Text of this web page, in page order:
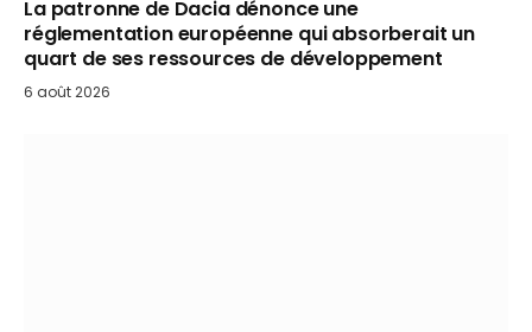
La patronne de Dacia dénonce une
réglementation européenne qui absorberait un
quart de ses ressources de développement
6 août 2026